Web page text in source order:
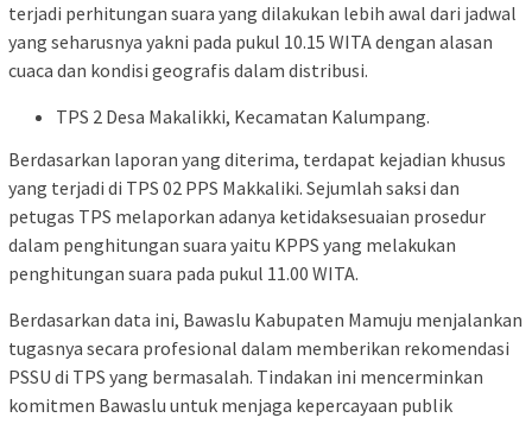
terjadi perhitungan suara yang dilakukan lebih awal dari jadwal
yang seharusnya yakni pada pukul 10.15 WITA dengan alasan
cuaca dan kondisi geografis dalam distribusi.
TPS 2 Desa Makalikki, Kecamatan Kalumpang.
Berdasarkan laporan yang diterima, terdapat kejadian khusus
yang terjadi di TPS 02 PPS Makkaliki. Sejumlah saksi dan
petugas TPS melaporkan adanya ketidaksesuaian prosedur
dalam penghitungan suara yaitu KPPS yang melakukan
penghitungan suara pada pukul 11.00 WITA.
Berdasarkan data ini, Bawaslu Kabupaten Mamuju menjalankan
tugasnya secara profesional dalam memberikan rekomendasi
PSSU di TPS yang bermasalah. Tindakan ini mencerminkan
komitmen Bawaslu untuk menjaga kepercayaan publik